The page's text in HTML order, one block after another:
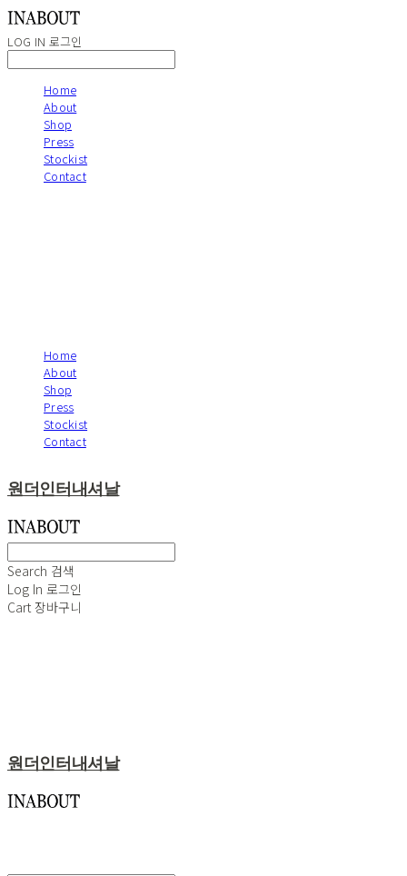
LOG IN 로그인
Home
About
Shop
Press
Stockist
Contact
Home
About
Shop
Press
Stockist
Contact
원더인터내셔날
Search 검색
Log In 로그인
Cart 장바구니
원더인터내셔날